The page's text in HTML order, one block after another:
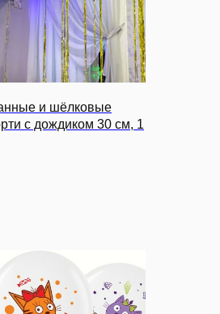
и шёлковые
с дождиком 30 см, 1